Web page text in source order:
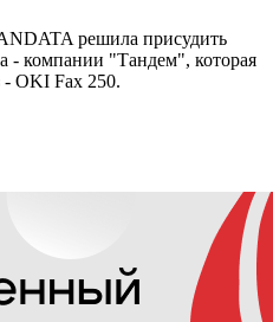
решила присудить
- компании "Тандем", которая
OKI Fax 250.